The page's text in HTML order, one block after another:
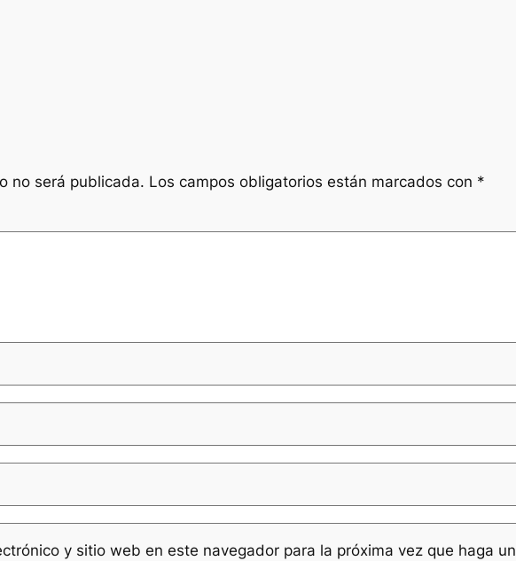
no será publicada. Los campos obligatorios están marcados con *
y sitio web en este navegador para la próxima vez que haga un